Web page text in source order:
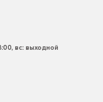
вс: выходной